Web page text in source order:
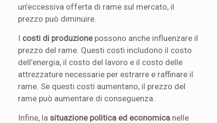
un’eccessiva offerta di rame sul mercato, il
prezzo può diminuire.
I costi di produzionepossono anche influenzare il
prezzo del rame. Questi costi includono il costo
dell’energia, il costo del lavoro e il costo delle
attrezzature necessarie per estrarre e raffinare il
rame. Se questi costi aumentano, il prezzo del
rame può aumentare di conseguenza.
Infine, lasituazione politica ed economica nelle